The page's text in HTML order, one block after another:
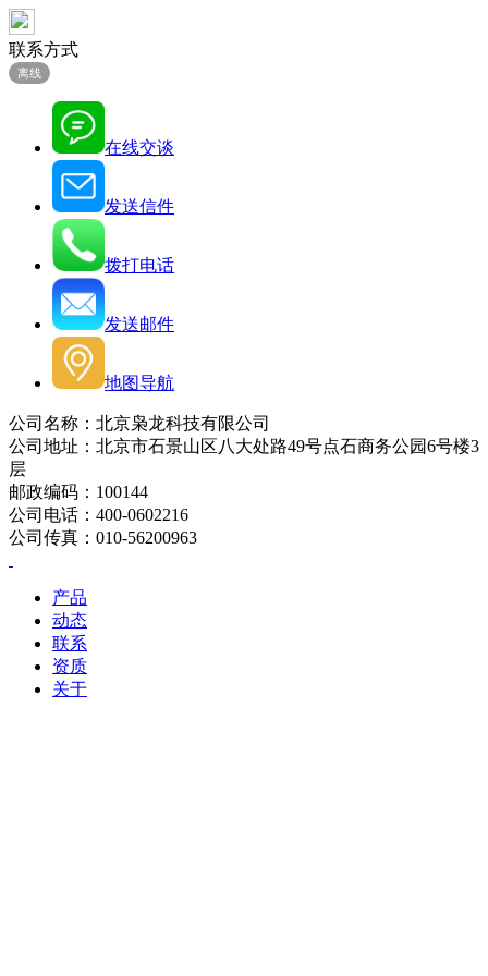
联系方式
离线
在线交谈
发送信件
拨打电话
发送邮件
地图导航
公司名称：北京枭龙科技有限公司
公司地址：北京市石景山区八大处路49号点石商务公园6号楼3
层
邮政编码：100144
公司电话：400-0602216
公司传真：010-56200963
产品
动态
联系
资质
关于